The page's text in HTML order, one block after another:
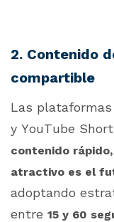
2. Contenido
compartible
Las
y YouTube
contenido
atractivo es el
adoptando
entre 15 y 60